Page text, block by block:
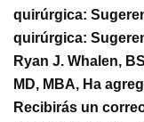
quirúrgica:
quirúrgica:
Ryan J. Whalen,
MD, MBA, Ha
Recibirás un